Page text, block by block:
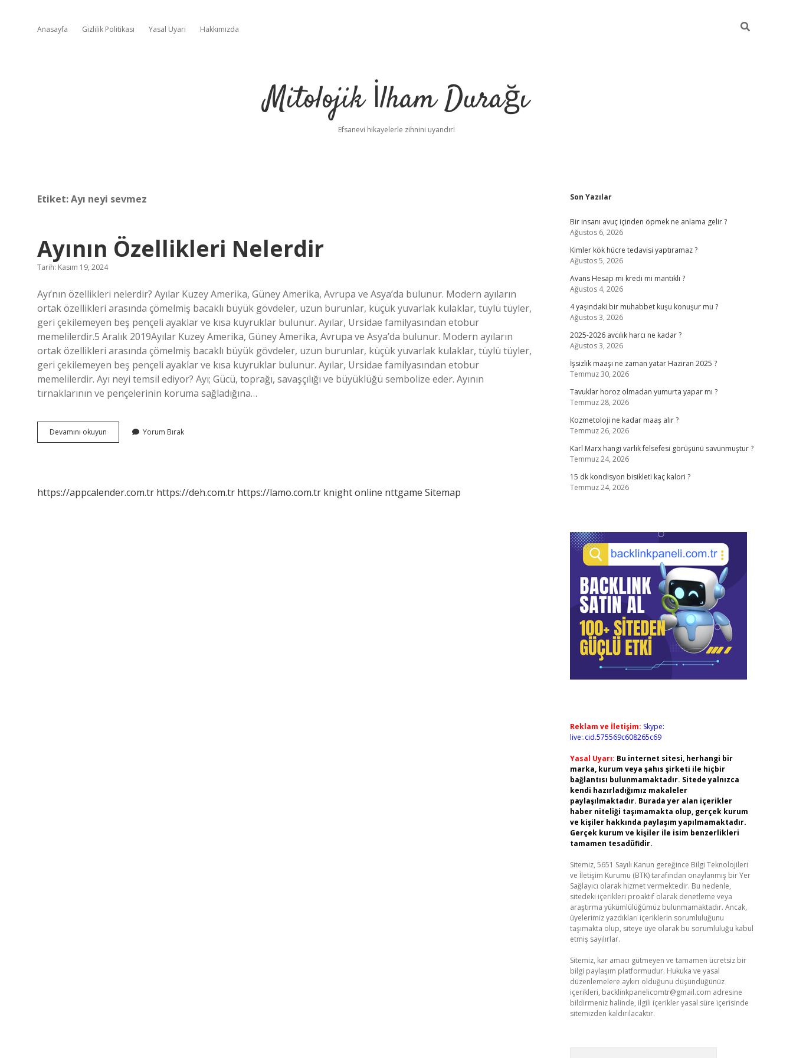
Anasayfa Gizlilik Politikası Yasal Uyarı Hakkımızda
Mitolojik İlham Durağı
Efsanevi hikayelerle zihnini uyandır!
Etiket:Ayı neyi sevmez
Ayının Özellikleri Nelerdir
Tarih: Kasım 19, 2024
Ayı’nın özellikleri nelerdir? Ayılar Kuzey Amerika, Güney Amerika, Avrupa ve Asya’da bulunur. Modern ayıların
ortak özellikleri arasında çömelmiş bacaklı büyük gövdeler, uzun burunlar, küçük yuvarlak kulaklar, tüylü tüyler,
geri çekilemeyen beş pençeli ayaklar ve kısa kuyruklar bulunur. Ayılar, Ursidae familyasından etobur
memelilerdir.5 Aralık 2019Ayılar Kuzey Amerika, Güney Amerika, Avrupa ve Asya’da bulunur. Modern ayıların
ortak özellikleri arasında çömelmiş bacaklı büyük gövdeler, uzun burunlar, küçük yuvarlak kulaklar, tüylü tüyler,
geri çekilemeyen beş pençeli ayaklar ve kısa kuyruklar bulunur. Ayılar, Ursidae familyasından etobur
memelilerdir. Ayı neyi temsil ediyor? Ayı; Gücü, toprağı, savaşçılığı ve büyüklüğü sembolize eder. Ayının
tırnaklarının ve pençelerinin koruma sağladığına…
Devamını okuyun
Özellikleri
Yorum Bırak
https://appcalender.com.tr https://deh.com.tr https://lamo.com.tr knight online nttgame Sitemap
Sidebar
Son Yazılar
Bir insanı avuç içinden öpmek ne anlama gelir ?
Ağustos 6, 2026
Kimler kök hücre tedavisi yaptıramaz ?
Ağustos 5, 2026
Avans Hesap mı kredi mi mantıklı ?
Ağustos 4, 2026
4 yaşındaki bir muhabbet kuşu konuşur mu ?
Ağustos 3, 2026
2025-2026 avcılık harcı ne kadar ?
Ağustos 3, 2026
İşsizlik maaşı ne zaman yatar Haziran 2025 ?
Temmuz 30, 2026
Tavuklar horoz olmadan yumurta yapar mı ?
Temmuz 28, 2026
Kozmetoloji ne kadar maaş alır ?
Temmuz 26, 2026
Karl Marx hangi varlık felsefesi görüşünü savunmuştur ?
Temmuz 24, 2026
15 dk kondisyon bisikleti kaç kalori ?
Temmuz 24, 2026
Reklam ve İletişim: Skype:
live:.cid.575569c608265c69
Yasal Uyarı: Bu internet sitesi, herhangi bir
marka, kurum veya şahıs şirketi ile hiçbir
bağlantısı bulunmamaktadır. Sitede yalnızca
kendi hazırladığımız makaleler
paylaşılmaktadır. Burada yer alan içerikler
haber niteliği taşımamakta olup, gerçek kurum
ve kişiler hakkında paylaşım yapılmamaktadır.
Gerçek kurum ve kişiler ile isim benzerlikleri
tamamen tesadüfidir.
Sitemiz, 5651 Sayılı Kanun gereğince Bilgi Teknolojileri
ve İletişim Kurumu (BTK) tarafından onaylanmış bir Yer
Sağlayıcı olarak hizmet vermektedir. Bu nedenle,
sitedeki içerikleri proaktif olarak denetleme veya
araştırma yükümlülüğümüz bulunmamaktadır. Ancak,
üyelerimiz yazdıkları içeriklerin sorumluluğunu
taşımakta olup, siteye üye olarak bu sorumluluğu kabul
etmiş sayılırlar.
Sitemiz, kar amacı gütmeyen ve tamamen ücretsiz bir
bilgi paylaşım platformudur. Hukuka ve yasal
düzenlemelere aykırı olduğunu düşündüğünüz
içerikleri, backlinkpanelicomtr@gmail.com adresine
bildirmeniz halinde, ilgili içerikler yasal süre içerisinde
sitemizden kaldırılacaktır.